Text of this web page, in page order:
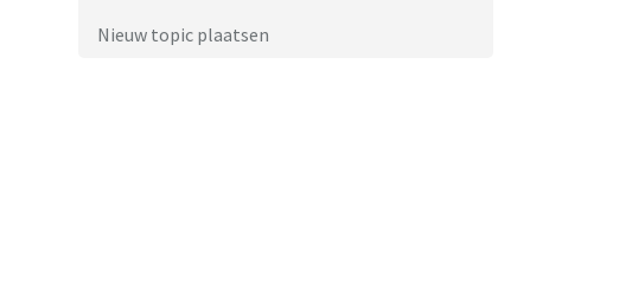
Nieuw topic plaatsen